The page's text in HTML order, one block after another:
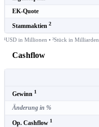
EK-Quote
Stammaktien 2
¹USD in Millionen • ²Stück in Milliarden
Cashflow
Gewinn 1
Änderung in %
Op. Cashflow 1